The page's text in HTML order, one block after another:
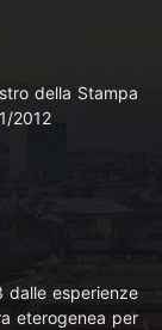
della Stampa
2012
dalle esperienze
eterogenea per